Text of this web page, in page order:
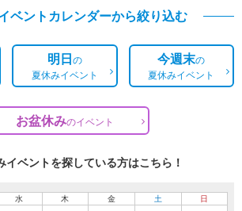
ベントカレンダーから絞り込む
明日の
夏休みイベント
今週末の
夏休みイベント
お盆休みのイベント
ベントを探している方はこちら！
水 木 金 土 日